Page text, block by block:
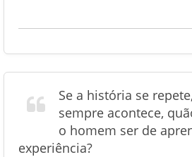
Se a história se
sempre acontece,
o homem ser de
experiência?